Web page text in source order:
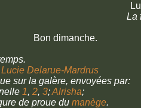
La
Bon dimanche.
Delarue-Mardrus
sur la galère, envoyées par:
1, 2, 3;Alrisha;
de proue du manège.